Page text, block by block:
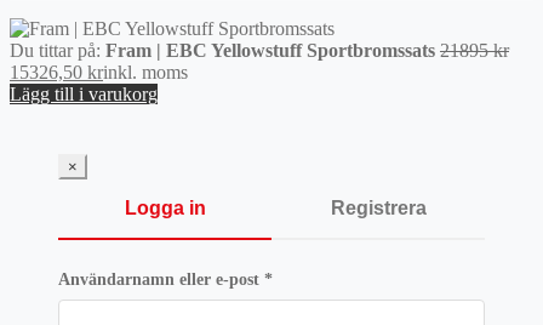
Du tittar på: Fram | EBC Yellowstuff Sportbromssats 21895krDet
15326,50 krDet
nuvarande
inkl. moms
Lägg till i varukorg
×
Logga in Registrera
Användarnamn eller e-post *Obligatoriskt